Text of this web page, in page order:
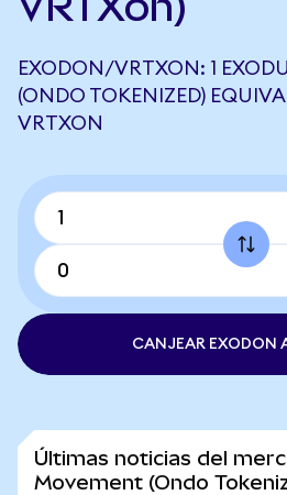
EXODON/VRTXON: 1
(ONDO TOKENIZED)
VRTXON
CANJEAR EXODON
Últimas noticias del
Movement (Ondo